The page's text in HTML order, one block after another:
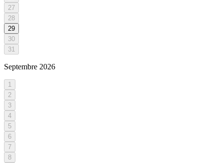
27
28
29
30
31
Septembre 2026
1
2
3
4
5
6
7
8